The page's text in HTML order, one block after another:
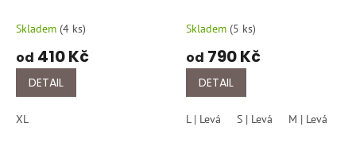
Skladem (4 ks)
od 410 Kč
DETAIL
XL
Skladem (5 ks)
od 790 Kč
DETAIL
L | Levá S | Levá M | Levá